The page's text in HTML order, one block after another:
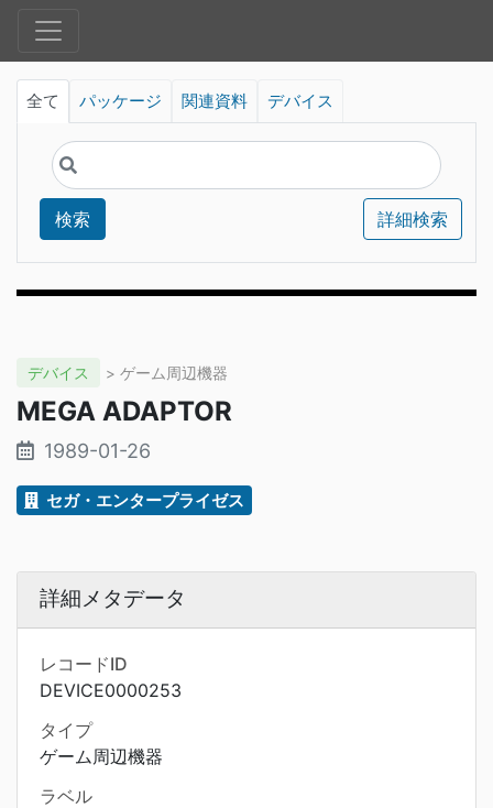
全て パッケージ 関連資料 デバイス
検索 詳細検索
デバイス > ゲーム周辺機器
MEGA ADAPTOR
1989-01-26
セガ・エンタープライゼス
詳細メタデータ
レコードID
DEVICE0000253
タイプ
ゲーム周辺機器
ラベル